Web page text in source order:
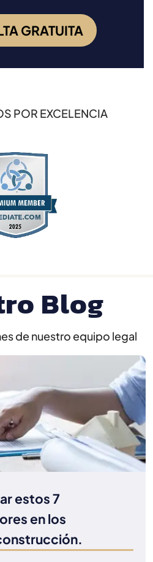
GRATUITA
POR EXCELENCIA
Blog
de nuestro equipo legal
estos 7
en los